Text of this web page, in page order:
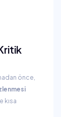
önce,
kısa